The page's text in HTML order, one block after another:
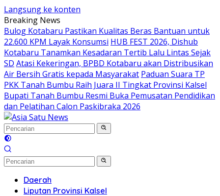
Langsung ke konten
Breaking News
Bulog Kotabaru Pastikan Kualitas Beras Bantuan untuk
22.600 KPM Layak Konsumsi HUB FEST 2026, Dishub
Kotabaru Tanamkan Kesadaran Tertib Lalu Lintas Sejak
SD Atasi Kekeringan, BPBD Kotabaru akan Distribusikan
Air Bersih Gratis kepada Masyarakat Paduan Suara TP
PKK Tanah Bumbu Raih Juara II Tingkat Provinsi Kalsel
Bupati Tanah Bumbu Resmi Buka Pemusatan Pendidikan
dan Pelatihan Calon Paskibraka 2026
Daerah
Liputan Provinsi Kalsel